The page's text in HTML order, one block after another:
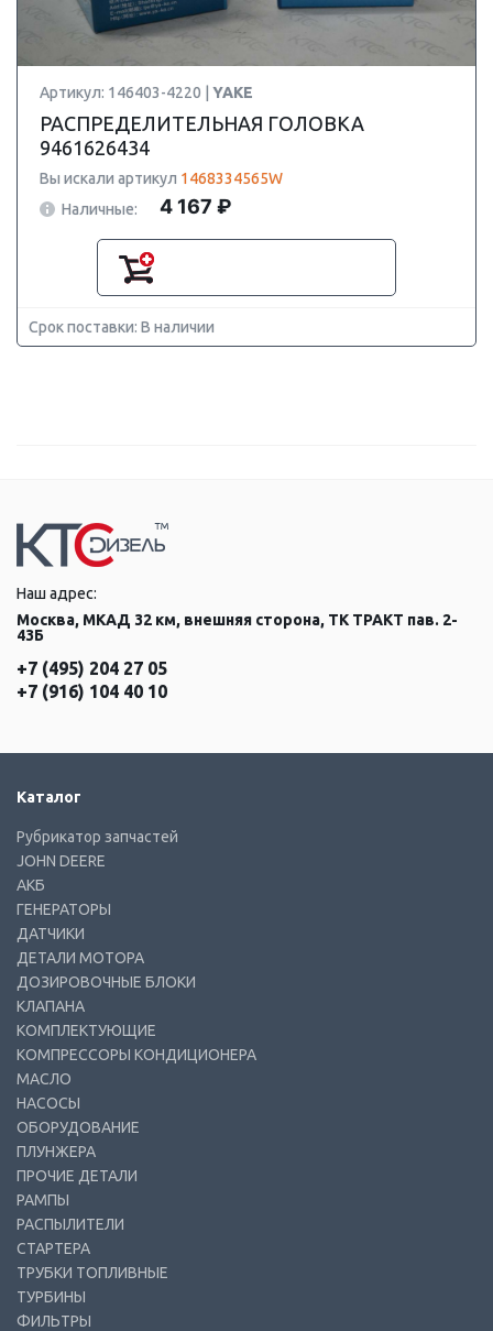
Артикул: 146403-4220 | YAKE
РАСПРЕДЕЛИТЕЛЬНАЯ ГОЛОВКА
9461626434
Вы искали артикул 1468334565W
Наличные:
4 167 ₽
Срок поставки: В наличии
Наш адрес:
Москва, МКАД 32 км, внешняя сторона, ТК ТРАКТ пав. 2-
43Б
+7 (495) 204 27 05
+7 (916) 104 40 10
Каталог
Рубрикатор запчастей
JOHN DEERE
АКБ
ГЕНЕРАТОРЫ
ДАТЧИКИ
ДЕТАЛИ МОТОРА
ДОЗИРОВОЧНЫЕ БЛОКИ
КЛАПАНА
КОМПЛЕКТУЮЩИЕ
КОМПРЕССОРЫ КОНДИЦИОНЕРА
МАСЛО
НАСОСЫ
ОБОРУДОВАНИЕ
ПЛУНЖЕРА
ПРОЧИЕ ДЕТАЛИ
РАМПЫ
РАСПЫЛИТЕЛИ
СТАРТЕРА
ТРУБКИ ТОПЛИВНЫЕ
ТУРБИНЫ
ФИЛЬТРЫ